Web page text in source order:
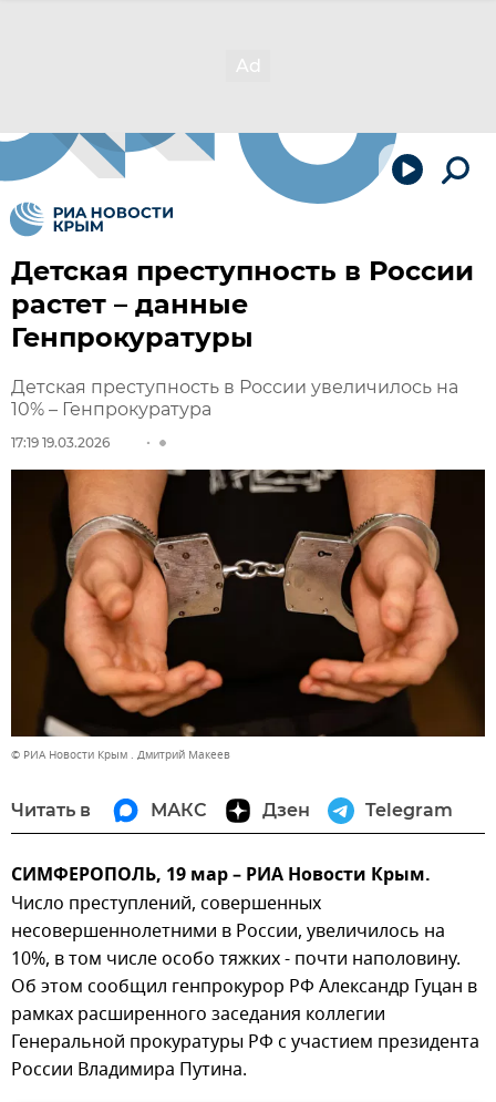
Детская преступность в России
растет – данные
Генпрокуратуры
Детская преступность в России увеличилось на
10% – Генпрокуратура
17:19 19.03.2026
© РИА Новости Крым . Дмитрий Макеев
Читать в МАКС Дзен Telegram
СИМФЕРОПОЛЬ, 19 мар – РИА Новости Крым.
Число преступлений, совершенных
несовершеннолетними в России, увеличилось на
10%, в том числе особо тяжких - почти наполовину.
Об этом сообщил генпрокурор РФ Александр Гуцан в
рамках расширенного заседания коллегии
Генеральной прокуратуры РФ с участием президента
России Владимира Путина.